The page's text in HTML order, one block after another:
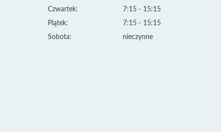
Czwartek:
Piątek:
Sobota:
7:15 - 15:15
7:15 - 15:15
nieczynne